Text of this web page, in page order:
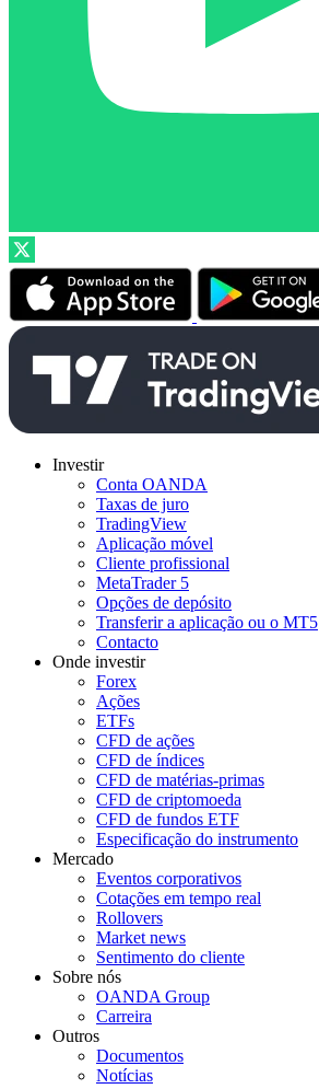
Investir
Conta OANDA
Taxas de juro
TradingView
Aplicação móvel
Cliente profissional
MetaTrader 5
Opções de depósito
Transferir a aplicação ou o MT5
Contacto
Onde investir
Forex
Ações
ETFs
CFD de ações
CFD de índices
CFD de matérias-primas
CFD de criptomoeda
CFD de fundos ETF
Especificação do instrumento
Mercado
Eventos corporativos
Cotações em tempo real
Rollovers
Market news
Sentimento do cliente
Sobre nós
OANDA Group
Carreira
Outros
Documentos
Notícias